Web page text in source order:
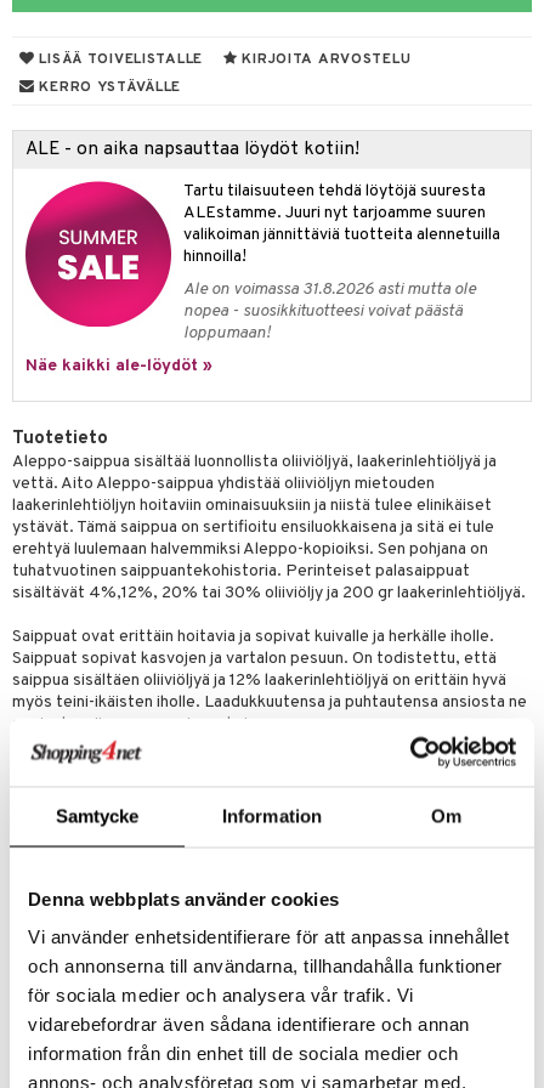
Samtycke Information Om
Denna webbplats använder cookies
Vi använder enhetsidentifierare för att anpassa innehållet
och annonserna till användarna, tillhandahålla funktioner
för sociala medier och analysera vår trafik. Vi
vidarebefordrar även sådana identifierare och annan
information från din enhet till de sociala medier och
annons- och analysföretag som vi samarbetar med.
LISÄÄ TOIVELISTALLE
KIRJOITA ARVOSTELU
KERRO YSTÄVÄLLE
ALE - on aika napsauttaa löydöt kotiin!
Tartu tilaisuuteen tehdä löytöjä suuresta
ALEstamme. Juuri nyt tarjoamme suuren
valikoiman jännittäviä tuotteita alennetuilla
hinnoilla!
Ale on voimassa 31.8.2026 asti mutta ole
nopea - suosikkituotteesi voivat päästä
loppumaan!
Näe kaikki ale-löydöt »
Tuotetieto
Aleppo-saippua sisältää luonnollista oliiviöljyä, laakerinlehtiöljyä ja
vettä. Aito Aleppo-saippua yhdistää oliiviöljyn mietouden
laakerinlehtiöljyn hoitaviin ominaisuuksiin ja niistä tulee elinikäiset
ystävät. Tämä saippua on sertifioitu ensiluokkaisena ja sitä ei tule
erehtyä luulemaan halvemmiksi Aleppo-kopioiksi. Sen pohjana on
tuhatvuotinen saippuantekohistoria. Perinteiset palasaippuat
sisältävät 4%,12%, 20% tai 30% oliiviöljy ja 200 gr laakerinlehtiöljyä.
Saippuat ovat erittäin hoitavia ja sopivat kuivalle ja herkälle iholle.
Saippuat sopivat kasvojen ja vartalon pesuun. On todistettu, että
saippua sisältäen oliiviöljyä ja 12% laakerinlehtiöljyä on erittäin hyvä
myös teini-ikäisten iholle. Laadukkuutensa ja puhtautensa ansiosta ne
sopivat myös vauvan saippuaksi.
Aleppo-saippua toimii myös hyvin shampoona ja parranajosaippuana.
ominaisuuksiensa ansiosta sopii se myös erinomaisesti intiimialueiden
-Lopuksi mainittakoon, että saippuat vaahtoavat myös suolavedessä.
Kokeiltuasi aitoa Aleppo-saippuaa, et tule vaihtamaan enää muihin
saippuoihin.
Ainesosat
Olea europaea fruit oil, Laurus nobilis fruit oil (20%), Aqua, (Sodium
hydroxide*) *(käytetään esisaippuointiprosessissa, ei jäämiä valmiissa
kuorinta
&mineraalit
& imetys
& PMS
lihakset
käytettävät
intoleranssi
alentavat
rasvahapot
vahvistavat
säätelevät
helpottava
K
energiaa